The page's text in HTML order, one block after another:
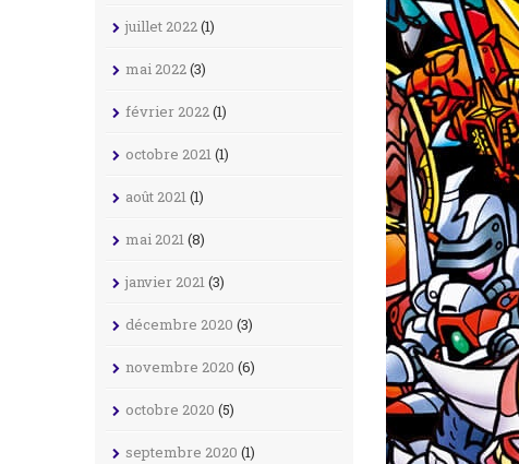
juillet 2022(1)
mai 2022(3)
février 2022(1)
octobre 2021(1)
août 2021(1)
mai 2021(8)
janvier 2021(3)
décembre 2020 (3)
novembre 2020 (6)
octobre 2020 (5)
septembre 2020 (1)